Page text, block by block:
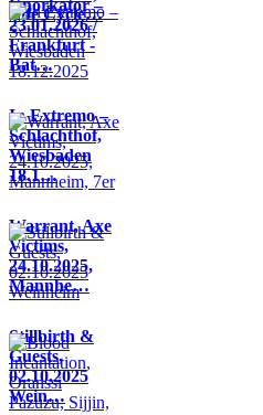
Life Cycle…
Knorkator –
23.01.2026 /
Frankfurt -
Bat…
In Extremo –
Schlachthof,
Wiesbaden
18.1…
Warrant, Axe
Victims,
24.10.2025,
Mannhe…
Stillbirth &
Guests,
02.10.2025
Wein…